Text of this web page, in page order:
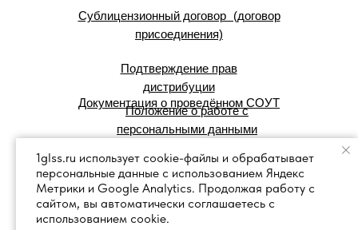
Сублицензионный договор (договор
присоединения)
Подтверждение прав
дистрибуции
Документация о проведённом СОУТ
Положение о работе с
персональными данными
© 2007 — 2025 г. Система Сервис:
справочные правовые системы.
1glss.ru использует cookie-файлы и обрабатывает
персональные данные с использованием Яндекс
Метрики и Google Analytics. Продолжая работу с
сайтом, вы автоматически соглашаетесь с
использованием cookie.